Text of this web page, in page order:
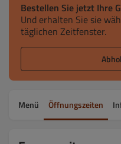
Bestellen Sie jetzt Ihre
Und erhalten Sie sie
täglichen Zeitfenster.
Menü Öffnungszeiten